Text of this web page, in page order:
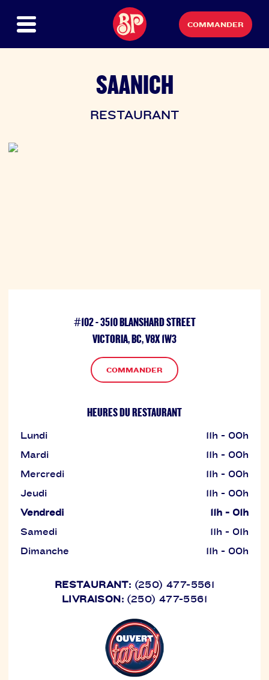
COMMANDER
SAANICH
RESTAURANT
#102 - 3510 BLANSHARD STREET
VICTORIA, BC, V8X 1W3
COMMANDER
HEURES DU RESTAURANT
Lundi
11h - 00h
Mardi
11h - 00h
Mercredi
11h - 00h
Jeudi
11h - 00h
Vendredi
11h - 01h
Samedi
11h - 01h
Dimanche
11h - 00h
RESTAURANT: (250) 477-5561
LIVRAISON: (250) 477-5561